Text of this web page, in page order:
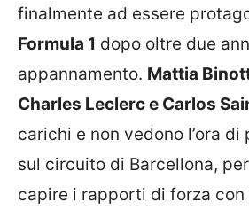
finalmente ad essere
Formula 1 dopo oltre due
appannamento. Mattia
Charles Leclerc e Carlos
carichi e non vedono l’ora di
sul circuito di Barcellona,
capire i rapporti di forza con